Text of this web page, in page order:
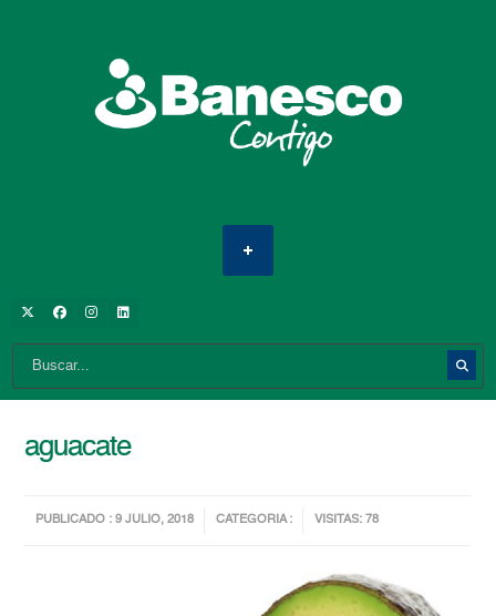
aguacate
PUBLICADO : 9 JULIO, 2018 CATEGORIA : VISITAS: 78